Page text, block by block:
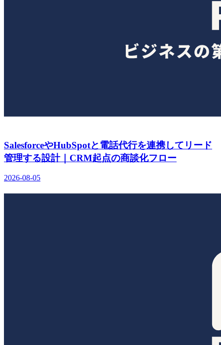
SalesforceやHubSpotと電話代行を連携してリード
管理する設計｜CRM起点の商談化フロー
2026-08-05